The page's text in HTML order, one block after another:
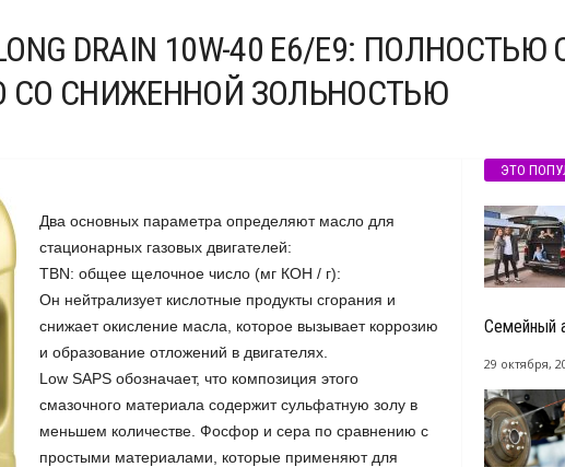
LONG DRAIN 10W-40 Е6/Е9:
СО СНИЖЕННОЙ ЗОЛЬНОСТЬЮ
Два основных параметра определяют масло для
стационарных газовых двигателей:
TBN: общее щелочное число (мг КОН / г):
Он нейтрализует кислотные продукты сгорания и
снижает окисление масла, которое вызывает коррозию
и образование отложений в двигателях.
Low SAPS обозначает, что композиция этого
смазочного материала содержит сульфатную золу в
меньшем количестве. Фосфор и сера по сравнению с
простыми материалами, которые применяют для
ЭТО
Семейный
29 октября,